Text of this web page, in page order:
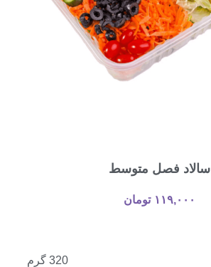
سالاد فصل متوسط
۱۱۹,۰۰۰ تومان
320 گرم